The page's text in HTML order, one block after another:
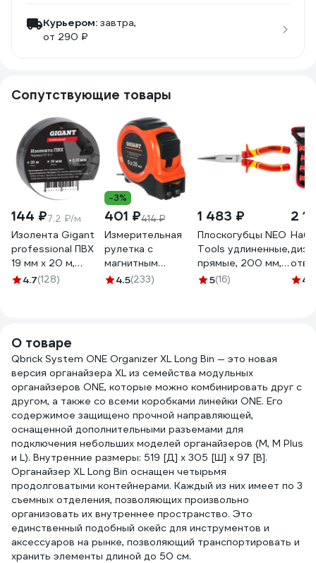
Курьером: завтра,
от 290 ₽
Сопутствующие товары
144 ₽7.2 ₽/м
Изолента Gigant
professional ПВХ
19 мм х 20 м,
черная GT-0-3
4.7(128)
-3%
401 ₽414 ₽
Измерительная
рулетка с
магнитным
крюком, 5x25мм
4.5(233)
1 483 ₽
Плоскогубцы NEO
Tools удлиненные,
прямые, 200 мм,
1000V, CrV,
5(16)
2
4.6
О товаре
Qbrick System ONE Organizer XL Long Bin — это новая
версия органайзера XL из семейства модульных
органайзеров ONE, которые можно комбинировать друг с
другом, а также со всеми коробками линейки ONE. Его
содержимое защищено прочной направляющей,
оснащенной дополнительными разъемами для
подключения небольших моделей органайзеров (M, M Plus
и L). Внутренние размеры: 519 [Д] x 305 [Ш] x 97 [В].
Органайзер XL Long Bin оснащен четырьмя
продолговатыми контейнерами. Каждый из них имеет по 3
съемных отделения, позволяющих произвольно
организовать их внутреннее пространство. Это
единственный подобный окейс для инструментов и
аксессуаров на рынке, позволяющий транспортировать и
хранить элементы длиной до 50 см.